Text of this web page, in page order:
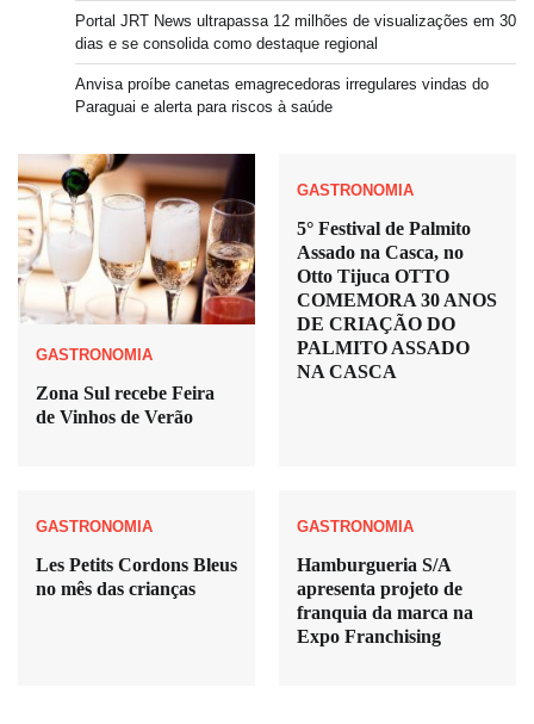
Portal JRT News ultrapassa 12 milhões de visualizações em 30
dias e se consolida como destaque regional
Anvisa proíbe canetas emagrecedoras irregulares vindas do
Paraguai e alerta para riscos à saúde
GASTRONOMIA
Zona Sul recebe Feira
de Vinhos de Verão
GASTRONOMIA
5° Festival de Palmito
Assado na Casca, no
Otto Tijuca OTTO
COMEMORA 30 ANOS
DE CRIAÇÃO DO
PALMITO ASSADO
NA CASCA
GASTRONOMIA
Les Petits Cordons Bleus
no mês das crianças
GASTRONOMIA
Hamburgueria S/A
apresenta projeto de
franquia da marca na
Expo Franchising